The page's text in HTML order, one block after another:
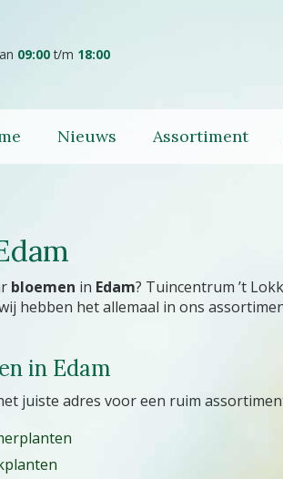
09:00t/m 18:00
Nieuws Assortiment
bloemen in Edam? Tuincentrum ’t
hebben het allemaal in ons
in Edam
juiste adres voor een ruim